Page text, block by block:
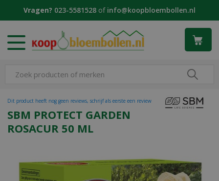
Vragen? 023-5581528 of info@koopbloembollen.nl
SBM PROTECT GARDEN
ROSACUR 50 ML
Dit product heeft nog geen reviews, schrijf als eerste een review